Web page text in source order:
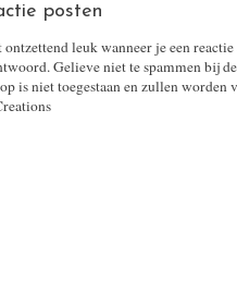
posten
leuk wanneer je een
Gelieve niet te spammen bij
is niet toegestaan en zullen worden